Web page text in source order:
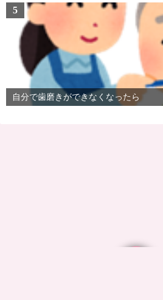
5
自分で歯磨きができなくなったら